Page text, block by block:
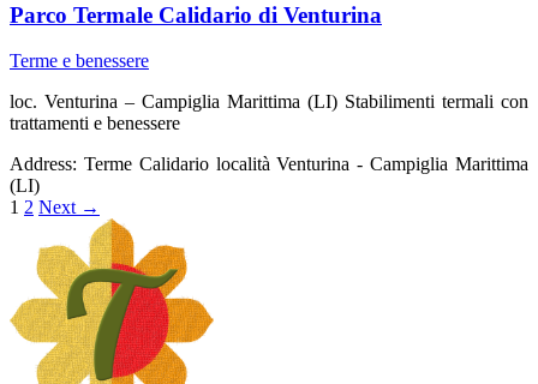
Parco Termale Calidario di Venturina
Terme e benessere
loc. Venturina – Campiglia Marittima (LI) Stabilimenti termali con
trattamenti e benessere
Address: Terme Calidario località Venturina - Campiglia Marittima
(LI)
1 2 Next →